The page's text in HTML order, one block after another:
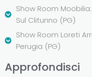
Show Room
Sul Clitunno (PG)
Show Room Loreti
Perugia (PG)
Approfondisci